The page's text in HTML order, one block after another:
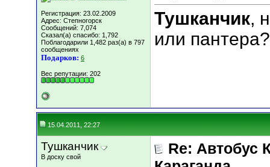
Регистрация: 23.02.2009
Адрес: Степногорск
Сообщений: 7,074
Сказал(а) спасибо: 1,792
Поблагодарили 1,482 раз(а) в 797
сообщениях
Подарков: 6
Вес репутации: 202
Тушканчик,
или
15.04.2011, 22:27
Тушканчик
В доску свой
Re: Автобус